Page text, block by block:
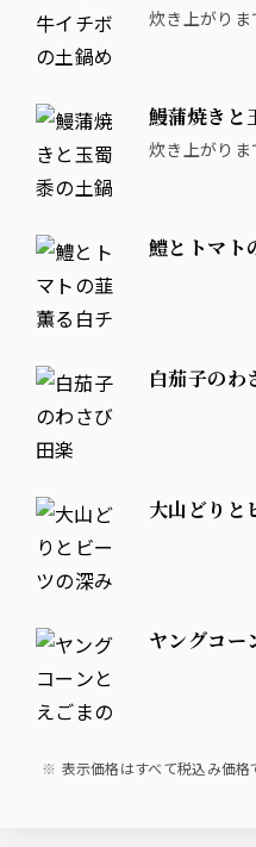
炊き上がりま
鰻蒲焼き
炊き上がりま
鱧とトマ
白茄子の
大山どり
ヤングコ
表示価格はすべて税込み価格